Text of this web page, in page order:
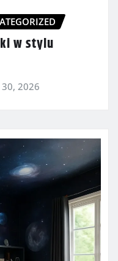
w stylu
2026